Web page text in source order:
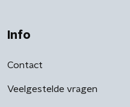
Info
Contact
Veelgestelde vragen